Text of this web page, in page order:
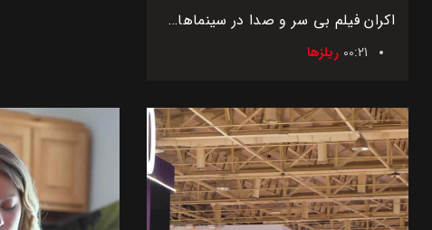
اکران فیلم بی سر و صدا در سینماهای کشور
00:21 ریلزها